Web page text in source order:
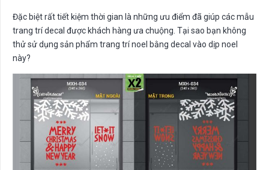
Đặc biệt rất tiết kiệm thời gian là những ưu điểm đã giúp các mẫu
trang trí decal được khách hàng ưa chuộng. Tại sao bạn không
thử sử dụng sản phẩm trang trí noel bằng decal vào dịp noel
này?